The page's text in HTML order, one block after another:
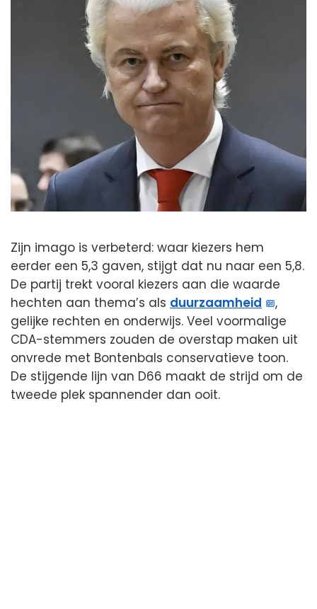
Zijn imago is verbeterd: waar kiezers hem
eerder een 5,3 gaven, stijgt dat nu naar een 5,8.
De partij trekt vooral kiezers aan die waarde
hechten aan thema’s als duurzaamheid
,
gelijke rechten en onderwijs. Veel voormalige
CDA-stemmers zouden de overstap maken uit
onvrede met Bontenbals conservatieve toon.
De stijgende lijn van D66 maakt de strijd om de
tweede plek spannender dan ooit.